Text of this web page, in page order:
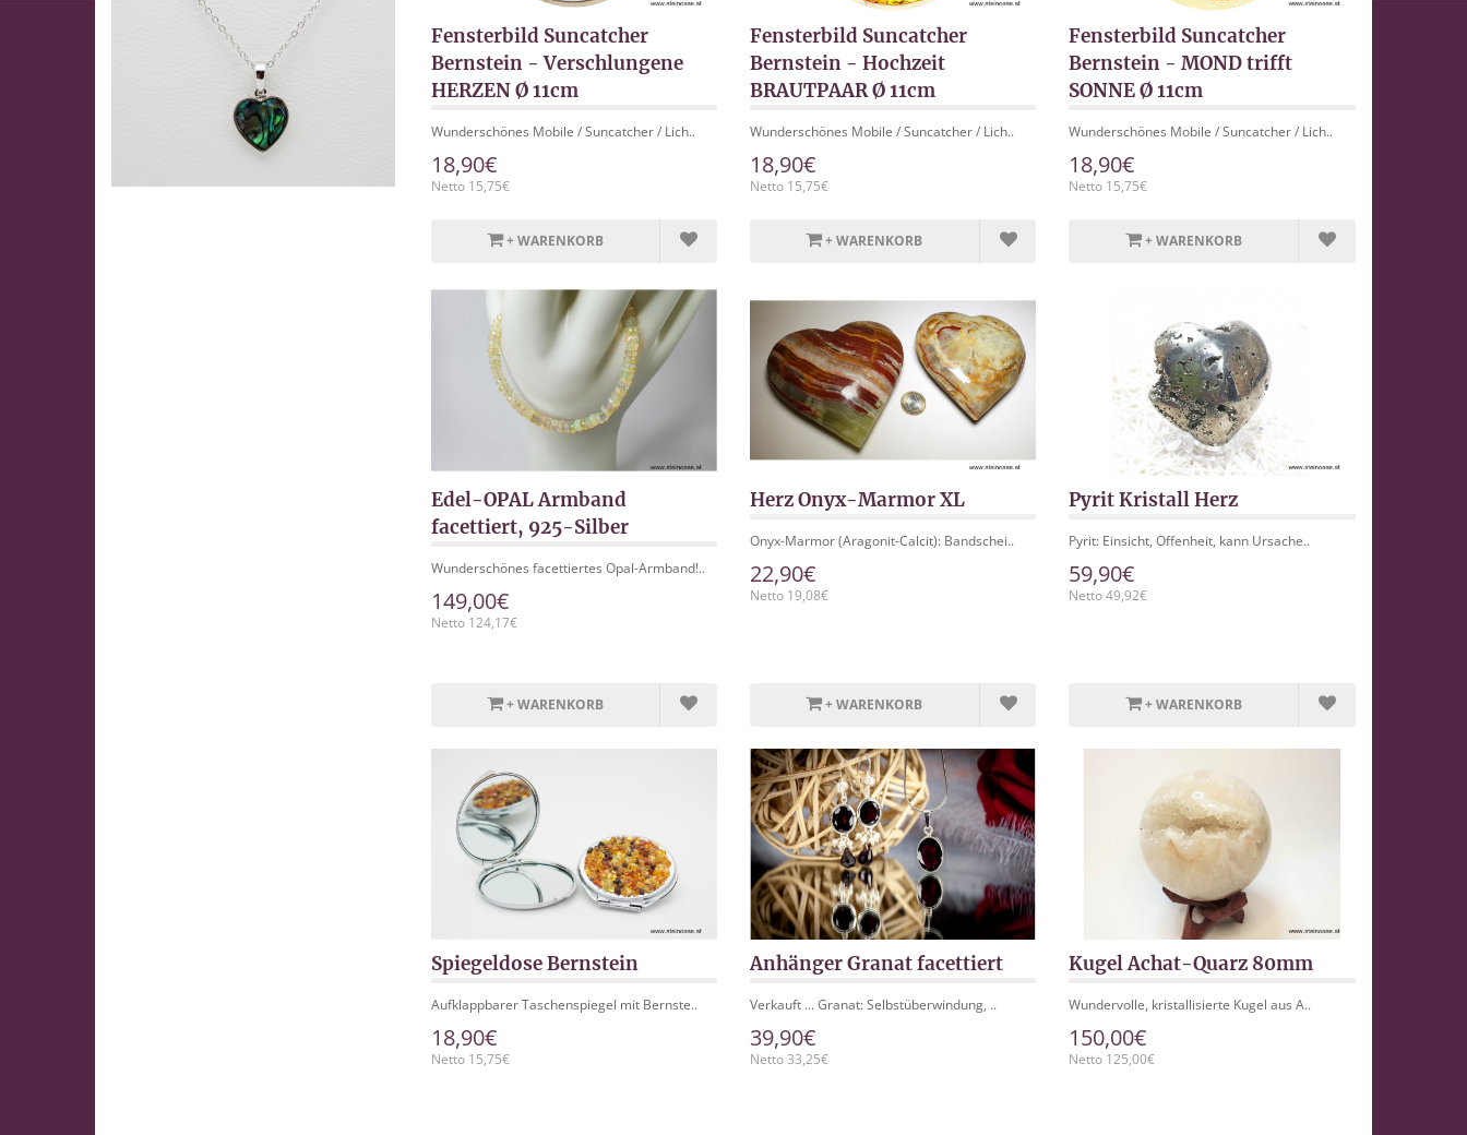
Fensterbild Suncatcher
Bernstein - Verschlungene
HERZEN Ø 11cm
Wunderschönes Mobile / Suncatcher / Lich..
18,90€
Netto 15,75€
+ WARENKORB
Fensterbild Suncatcher
Bernstein - Hochzeit
BRAUTPAAR Ø 11cm
Wunderschönes Mobile / Suncatcher / Lich..
18,90€
Netto 15,75€
+ WARENKORB
Fensterbild Suncatcher
Bernstein - MOND trifft
SONNE Ø 11cm
Wunderschönes Mobile / Suncatcher / Lich..
18,90€
Netto 15,75€
+ WARENKORB
Edel-OPAL Armband
facettiert, 925-Silber
Wunderschönes facettiertes Opal-Armband!..
149,00€
Netto 124,17€
+ WARENKORB
Herz Onyx-Marmor XL
Onyx-Marmor (Aragonit-Calcit): Bandschei..
22,90€
Netto 19,08€
+ WARENKORB
Pyrit Kristall Herz
Pyrit: Einsicht, Offenheit, kann Ursache..
59,90€
Netto 49,92€
+ WARENKORB
Spiegeldose Bernstein
Aufklappbarer Taschenspiegel mit Bernste..
18,90€
Netto 15,75€
Anhänger Granat facettiert
Verkauft ... Granat: Selbstüberwindung, ..
39,90€
Netto 33,25€
Kugel Achat-Quarz 80mm
Wundervolle, kristallisierte Kugel aus A..
150,00€
Netto 125,00€